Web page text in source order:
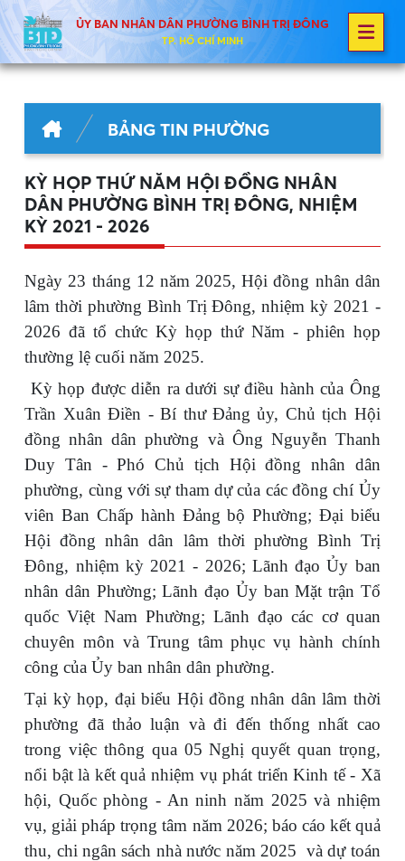
ỦY BAN NHÂN DÂN PHƯỜNG BÌNH TRỊ ĐÔNG
TP. HỒ CHÍ MINH
BẢNG TIN PHƯỜNG
KỲ HỌP THỨ NĂM HỘI ĐỒNG NHÂN
DÂN PHƯỜNG BÌNH TRỊ ĐÔNG, NHIỆM
KỲ 2021 - 2026
Ngày 23 tháng 12 năm 2025, Hội đồng nhân dân
lâm thời phường Bình Trị Đông, nhiệm kỳ 2021 -
2026 đã tổ chức Kỳ họp thứ Năm - phiên họp
thường lệ cuối năm 2025.
Kỳ họp được diễn ra dưới sự điều hành của Ông
Trần Xuân Điền - Bí thư Đảng ủy, Chủ tịch Hội
đồng nhân dân phường và Ông Nguyễn Thanh
Duy Tân - Phó Chủ tịch Hội đồng nhân dân
phường, cùng với sự tham dự của các đồng chí Ủy
viên Ban Chấp hành Đảng bộ Phường; Đại biểu
Hội đồng nhân dân lâm thời phường Bình Trị
Đông, nhiệm kỳ 2021 - 2026; Lãnh đạo Ủy ban
nhân dân Phường; Lãnh đạo Ủy ban Mặt trận Tổ
quốc Việt Nam Phường; Lãnh đạo các cơ quan
chuyên môn và Trung tâm phục vụ hành chính
công của Ủy ban nhân dân phường.
Tại kỳ họp, đại biểu Hội đồng nhân dân lâm thời
phường đã thảo luận và đi đến thống nhất cao
trong việc thông qua 05 Nghị quyết quan trọng,
nổi bật là kết quả nhiệm vụ phát triển Kinh tế - Xã
hội, Quốc phòng - An ninh năm 2025 và nhiệm
vụ, giải pháp trọng tâm năm 2026; báo cáo kết quả
thu, chi ngân sách nhà nước năm 2025 và dự toán